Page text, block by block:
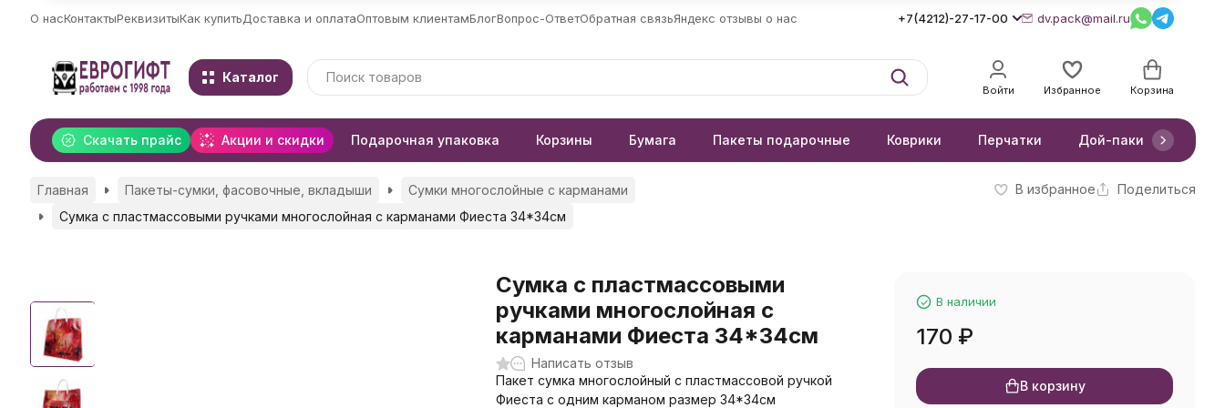
О насКонтактыРеквизитыКак купитьДоставка и оплатаОптовым клиентамБлогВопрос-ОтветОбратная связьЯндекс отзывы о нас +7(4212)-27-17-00 dv.pack@mail.ru
Каталог
Войти Избранное Корзина
Скачать прайс Акции и скидки Подарочная упаковка Корзины Бумага Пакеты подарочные Коврики Перчатки Дой-паки
Главная Пакеты-сумки, фасовочные, вкладыши
Сумки многослойные с карманами
Сумка с пластмассовыми ручками многослойная с карманами Фиеста 34*34см
В избранное Поделиться
Сумка с пластмассовыми
ручками многослойная с
карманами Фиеста 34*34см
Написать отзыв
Пакет сумка многослойный с пластмассовой ручкой
Фиеста с одним карманом размер 34*34см
В наличии
170 ₽
В корзину